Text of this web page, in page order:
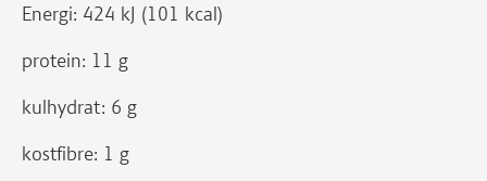
Energi: 424 kJ (101 kcal)
protein: 11 g
kulhydrat: 6 g
kostfibre: 1 g